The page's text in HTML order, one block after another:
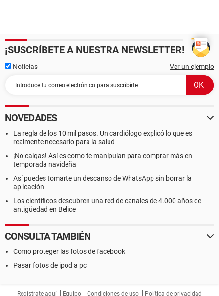
¡SUSCRÍBETE A NUESTRA NEWSLETTER!
Noticias Ver un ejemplo
NOVEDADES
La regla de los 10 mil pasos. Un cardiólogo explicó lo que es
realmente necesario para la salud
¡No caigas! Así es como te manipulan para comprar más en
temporada navideña
Así puedes tomarte un descanso de WhatsApp sin borrar la
aplicación
Los científicos descubren una red de canales de 4.000 años de
antigüedad en Belice
CONSULTA TAMBIÉN
Como proteger las fotos de facebook
Pasar fotos de ipod a pc
Regístrate aquí Equipo Condiciones de uso Política de privacidad